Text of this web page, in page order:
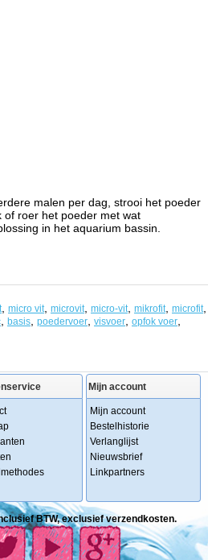
malen per dag, strooi het poeder
of roer het poeder met wat
in het aquarium bassin.
micro vit microvit micro-vit mikrofit microfit
basis poedervoer visvoer opfok voer
Mijn account
Mijn account
Bestelhistorie
Verlanglijst
Nieuwsbrief
Linkpartners
BTW, exclusief verzendkosten.